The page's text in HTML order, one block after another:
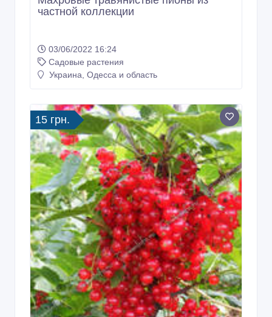
частной коллекции
03/06/2022 16:24
Садовые растения
Украина, Одесса и область
15 грн.